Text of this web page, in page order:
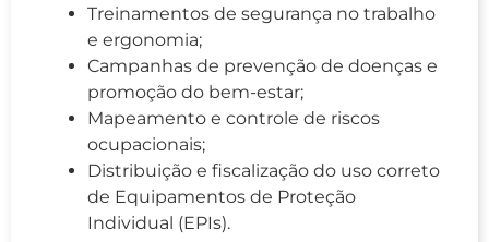
Treinamentos de segurança no trabalho
e ergonomia;
Campanhas de prevenção de doenças e
promoção do bem-estar;
Mapeamento e controle de riscos
ocupacionais;
Distribuição e fiscalização do uso correto
de Equipamentos de Proteção
Individual (EPIs).